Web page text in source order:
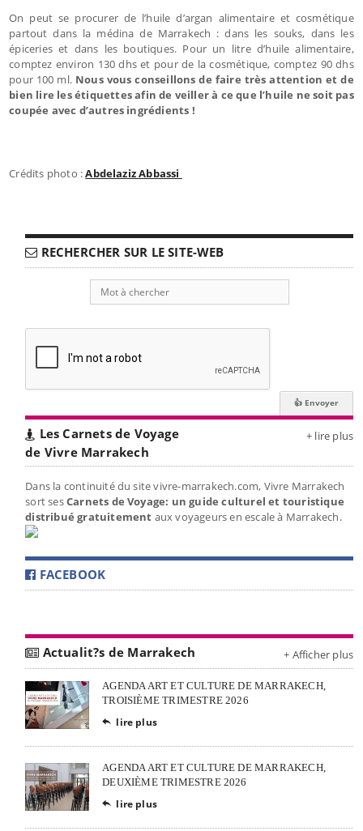
On peut se procurer de l’huile d’argan alimentaire et cosmétique
partout dans la médina de Marrakech : dans les souks, dans les
épiceries et dans les boutiques. Pour un litre d’huile alimentaire,
comptez environ 130 dhs et pour de la cosmétique, comptez 90 dhs
pour 100 ml. Nous vous conseillons de faire très attention et de
bien lire les étiquettes afin de veiller à ce que l’huile ne soit pas
coupée avec d’autres ingrédients !
Crédits photo :Abdelaziz Abbassi
RECHERCHER SUR LE SITE-WEB
Les Carnets de Voyage
de Vivre Marrakech
+ lire plus
Dans la continuité du site vivre-marrakech.com, Vivre Marrakech
sort sesCarnets de Voyage: un guide culturel et touristique
distribué gratuitement aux voyageurs en escale à Marrakech.
FACEBOOK
Actualit?s de Marrakech + Afficher plus
AGENDA ART ET CULTURE DE MARRAKECH,
TROISIÈME TRIMESTRE 2026
 lire plus
AGENDA ART ET CULTURE DE MARRAKECH,
DEUXIÈME TRIMESTRE 2026
 lire plus